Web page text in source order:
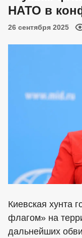
НАТО в
26 сентября 2025
Киевская хунта
флагом» на
дальнейших